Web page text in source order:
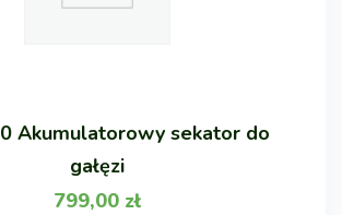
Akumulatorowy sekator do
gałęzi
799,00 zł